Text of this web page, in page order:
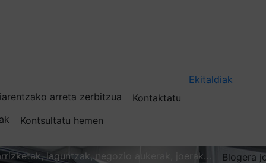
arreta zerbitzua
Kontaktatu
Kontsultatu hemen
Ekitaldiak
laguntzak, negozio aukerak, joerak… Blogera